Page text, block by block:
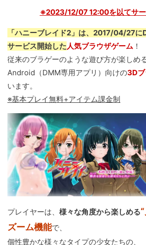
※2023/12/07 12:00を以てサ
「ハニーブレイド2」は、2017/04/27
サービス開始した人気ブラウザゲーム ！
従来のブラゲーのような遊び方が楽しめ
Android（DMM専用アプリ）向けの3Dブ
います。
※基本プレイ無料+アイテム課金制
プレイヤーは、 様々な角度から楽しめる
ズーム機能で、
個性豊かな様々なタイプの少女たちの、